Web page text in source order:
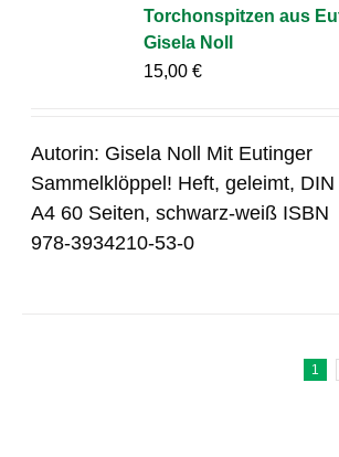
Torchonspitzen aus
Gisela Noll
15,00€
Autorin: Gisela Noll Mit Eutinger
Sammelklöppel! Heft, geleimt, DIN
A4 60 Seiten, schwarz-weiß ISBN
978-3934210-53-0
1